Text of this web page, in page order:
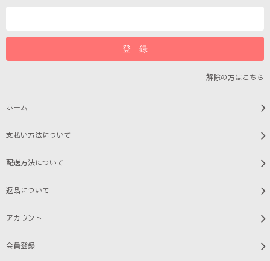
解除の方はこちら
ホーム
支払い方法について
配送方法について
返品について
アカウント
会員登録